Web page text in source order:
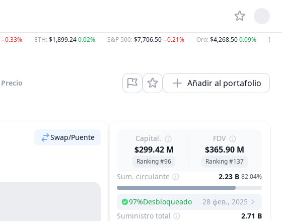
−0.33% ETH: $1,899.240.02% S&P 500: $7,706.50 −0.21% Oro: $4,268.500.09%
Precio Añadir al portafolio
Swap/Puente Capital.
$299.42 M
Ranking #96
FDV
$365.90 M
Ranking #137
Sum. circulante 2.23 B 82.04%
Next Unlock
97%Desbloqueado
28 фев., 2025
Suministro total
2.71 B